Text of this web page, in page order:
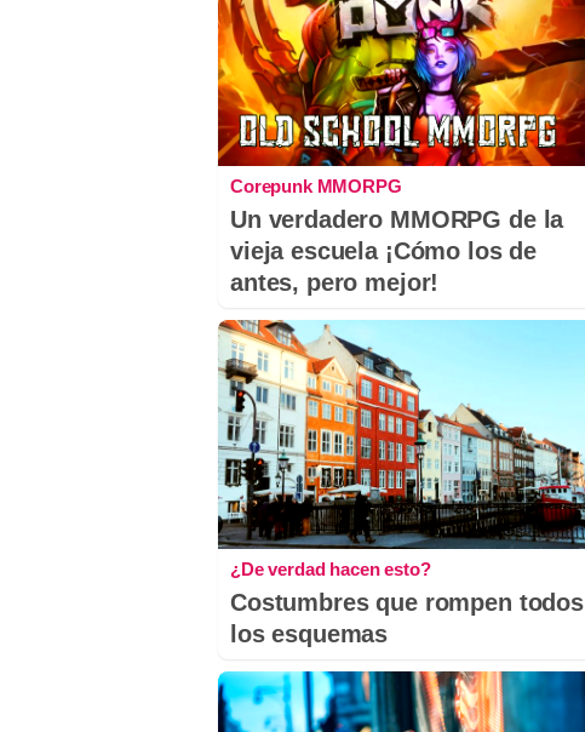
Corepunk MMORPG
Un verdadero MMORPG de la
vieja escuela ¡Cómo los de
antes, pero mejor!
¿De verdad hacen esto?
Costumbres que rompen todos
los esquemas